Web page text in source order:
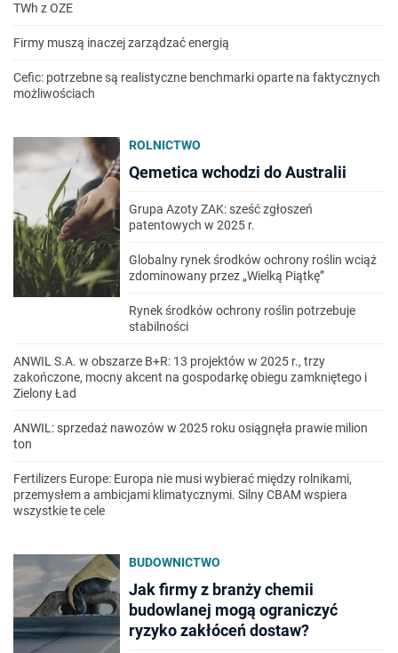
TWh z OZE
Firmy muszą inaczej zarządzać energią
Cefic: potrzebne są realistyczne benchmarki oparte na faktycznych
możliwościach
ROLNICTWO
Qemetica wchodzi do Australii
Grupa Azoty ZAK: sześć zgłoszeń
patentowych w 2025 r.
Globalny rynek środków ochrony roślin wciąż
zdominowany przez „Wielką Piątkę”
Rynek środków ochrony roślin potrzebuje
stabilności
ANWIL S.A. w obszarze B+R: 13 projektów w 2025 r., trzy
zakończone, mocny akcent na gospodarkę obiegu zamkniętego i
Zielony Ład
ANWIL: sprzedaż nawozów w 2025 roku osiągnęła prawie milion
ton
Fertilizers Europe: Europa nie musi wybierać między rolnikami,
przemysłem a ambicjami klimatycznymi. Silny CBAM wspiera
wszystkie te cele
BUDOWNICTWO
Jak firmy z branży chemii
budowlanej mogą ograniczyć
ryzyko zakłóceń dostaw?